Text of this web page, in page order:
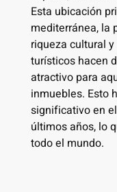
Esta ubicación
mediterránea, la
riqueza cultural
turísticos hacen
atractivo para
inmuebles. Esto
significativo en
últimos años, lo
todo el mundo.